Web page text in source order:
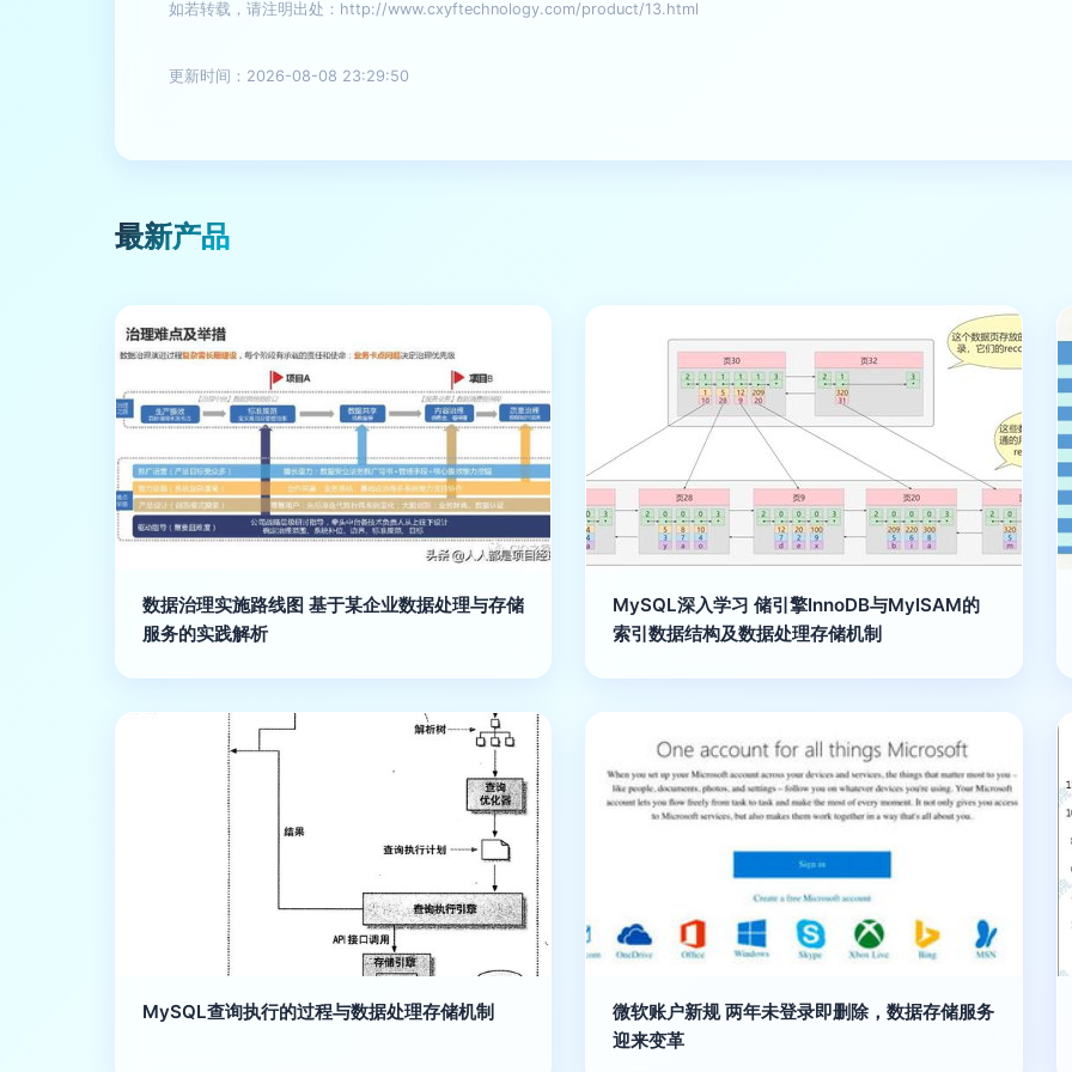
如若转载，请注明出处：http://www.cxyftechnology.com/product/13.html
更新时间：2026-08-08 23:29:50
最新产品
数据治理实施路线图 基于某企业数据处理与存储
服务的实践解析
MySQL深入学习 储引擎InnoDB与MyISAM的
索引数据结构及数据处理存储机制
MySQL查询执行的过程与数据处理存储机制
微软账户新规 两年未登录即删除，数据存储服务
迎来变革